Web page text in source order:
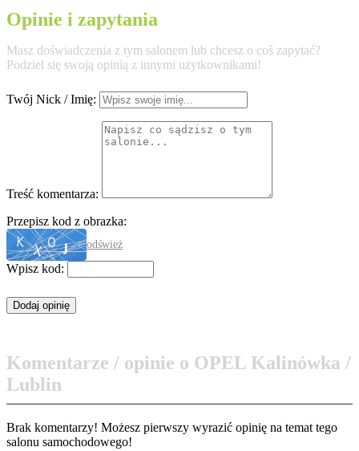
Opinie i zapytania
Masz doświadczenia z tym salonem lub chcesz o coś zapytać?
Podziel się swoją opinią z innymi użytkownikami!
Twój Nick / Imię:
Treść komentarza:
Przepisz kod z obrazka:
odśwież
Wpisz kod:
Komentarze / opinie o OPEL Kalinówka /
Lublin
Brak komentarzy! Możesz pierwszy wyrazić opinię na temat tego
salonu samochodowego!